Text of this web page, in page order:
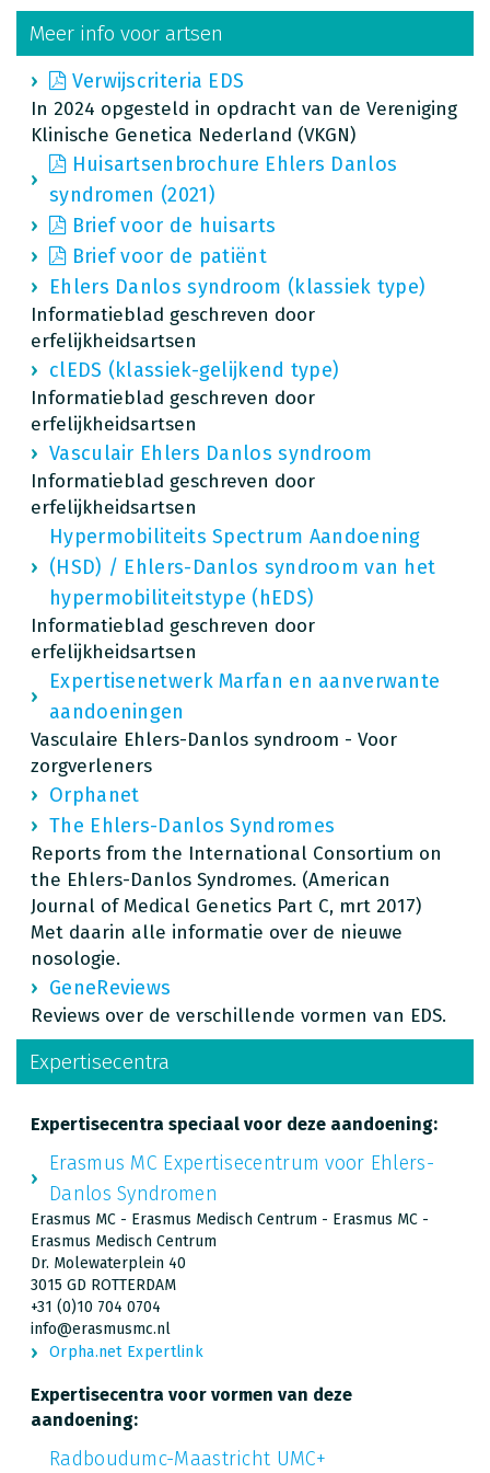
Meer info voor artsen
Verwijscriteria EDS
In 2024 opgesteld in opdracht van de Vereniging
Klinische Genetica Nederland (VKGN)
Huisartsenbrochure Ehlers Danlos
syndromen (2021)
Brief voor de huisarts
Brief voor de patiënt
Ehlers Danlos syndroom (klassiek type)
Informatieblad geschreven door
erfelijkheidsartsen
clEDS (klassiek-gelijkend type)
Informatieblad geschreven door
erfelijkheidsartsen
Vasculair Ehlers Danlos syndroom
Informatieblad geschreven door
erfelijkheidsartsen
Hypermobiliteits Spectrum Aandoening
(HSD) / Ehlers-Danlos syndroom van het
hypermobiliteitstype (hEDS)
Informatieblad geschreven door
erfelijkheidsartsen
Expertisenetwerk Marfan en aanverwante
aandoeningen
Vasculaire Ehlers-Danlos syndroom - Voor
zorgverleners
Orphanet
The Ehlers-Danlos Syndromes
Reports from the International Consortium on
the Ehlers-Danlos Syndromes. (American
Journal of Medical Genetics Part C, mrt 2017)
Met daarin alle informatie over de nieuwe
nosologie.
GeneReviews
Reviews over de verschillende vormen van EDS.
Expertisecentra
Expertisecentra speciaal voor deze aandoening:
Erasmus MC Expertisecentrum voor Ehlers-
Danlos Syndromen
Erasmus MC - Erasmus Medisch Centrum - Erasmus MC -
Erasmus Medisch Centrum
Dr. Molewaterplein 40
3015 GD ROTTERDAM
+31 (0)10 704 0704
info@erasmusmc.nl
Orpha.net Expertlink
Expertisecentra voor vormen van deze
aandoening:
Radboudumc-Maastricht UMC+